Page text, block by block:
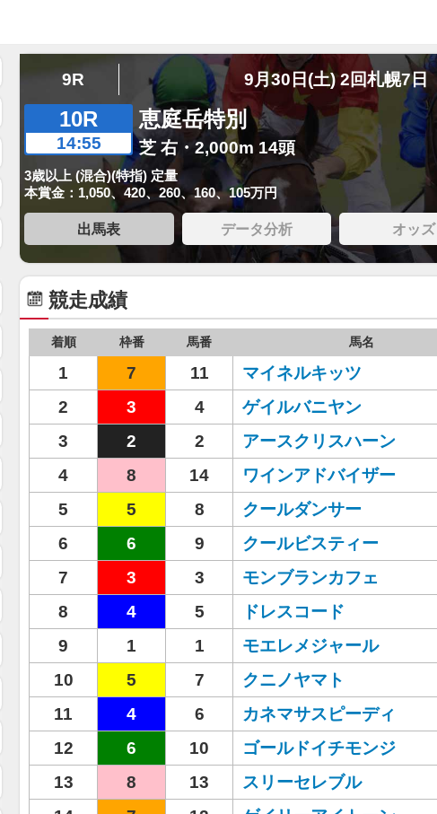
9R 9月30日(土) 2回札幌7日
10R
14:55
恵庭岳特別
芝 右・2,000m 14頭
3歳以上 (混合)(特指) 定量
本賞金：1,050、420、260、160、105万円
出馬表 データ分析 オッズ
競走成績
着順 枠番 馬番 馬名
1 7 11 マイネルキッツ
2
3 4 ゲイルバニヤン
3
2 2 アースクリスハーン
4
8 14 ワインアドバイザー
5
5 8 クールダンサー
6
6 9 クールビスティー
7
3 3 モンブランカフェ
8
4 5 ドレスコード
9
1 1 モエレメジャール
10
5 7 クニノヤマト
11
4 6 カネマサスピーディ
12
6 10 ゴールドイチモンジ
13
8 13 スリーセレブル